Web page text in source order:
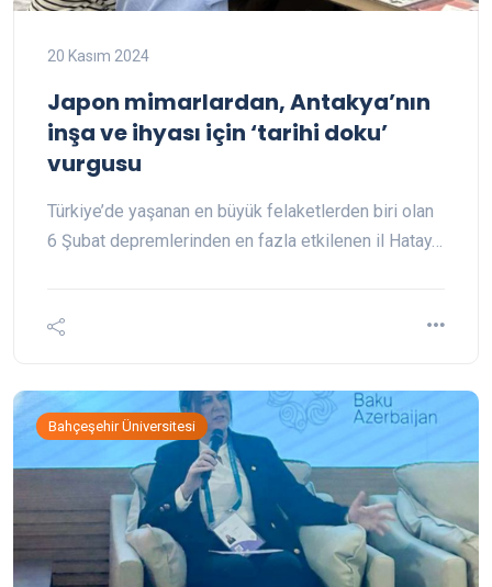
20 Kasım 2024
Japon mimarlardan, Antakya’nın
inşa ve ihyası için ‘tarihi doku’
vurgusu
Türkiye’de yaşanan en büyük felaketlerden biri olan
6 Şubat depremlerinden en fazla etkilenen il Hatay…
Bahçeşehir Üniversitesi